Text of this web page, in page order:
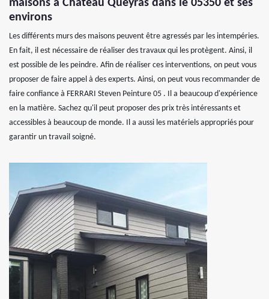
maisons à Chateau Queyras dans le 05350 et ses
environs
Les différents murs des maisons peuvent être agressés par les intempéries.
En fait, il est nécessaire de réaliser des travaux qui les protègent. Ainsi, il
est possible de les peindre. Afin de réaliser ces interventions, on peut vous
proposer de faire appel à des experts. Ainsi, on peut vous recommander de
faire confiance à FERRARI Steven Peinture 05 . Il a beaucoup d'expérience
en la matière. Sachez qu'il peut proposer des prix très intéressants et
accessibles à beaucoup de monde. Il a aussi les matériels appropriés pour
garantir un travail soigné.